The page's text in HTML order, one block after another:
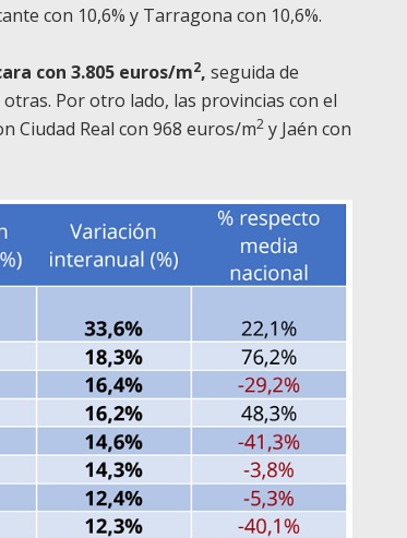
con 10,6% y Tarragona con 10,6%.
con 3.805 euros/m2, seguida de
Por otro lado, las provincias con el
Ciudad Real con 968 euros/m2 y Jaén con